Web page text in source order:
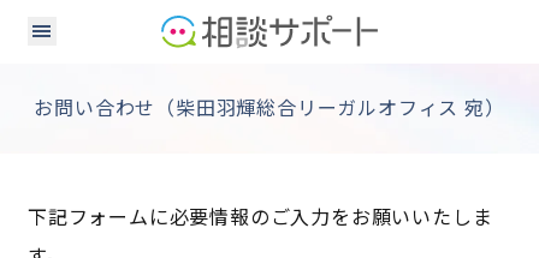
お問い合わせ（柴田羽輝総合リーガルオフィス 宛）
下記フォームに必要情報のご入力をお願いいたしま